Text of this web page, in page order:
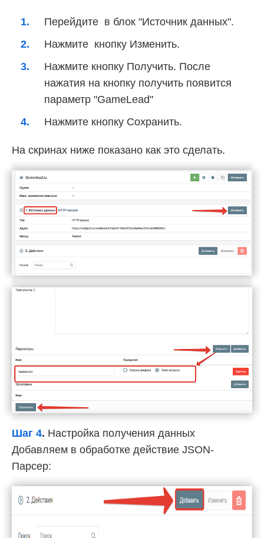
Перейдите в блок "Источник данных".
Нажмите кнопку Изменить.
Нажмите кнопку Получить. После
нажатия на кнопку получить появится
параметр "GameLead"
Нажмите кнопку Сохранить.
На скринах ниже показано как это сделать.
Шаг 4. Настройка получения данных
Добавляем в обработке действие JSON-
Парсер: